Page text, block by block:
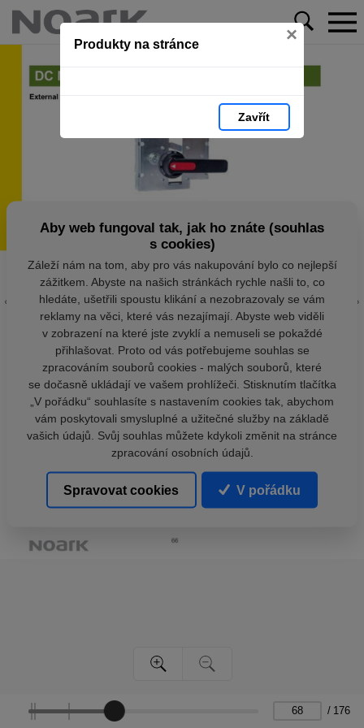
Produkty na stránce ×
Zavřít
/ 176
Aby web fungoval tak, jak ho znáte (souhlas
s cookies)
Záleží nám na tom, aby pro vás nakupování bylo co nejlepší
zážitkem. Abyste na našich stránkách rychle našli to, co
hledáte, ušetřili spoustu klikání a nezobrazovaly se vám
reklamy na věci, které vás nezajímají. Abyste web viděli
v zobrazení na které jste zvyklí a nemuseli se pokaždé
přihlašovat. Proto od vás potřebujeme souhlas se
zpracováním souborů cookies - malých souborů, které
se dočasně ukládají ve vašem prohlížeči. Stisknutím tlačítka
„V pořádku“ souhlasíte s nastavením cookies tak, abychom
vám poskytovali smysluplné a užitečné služby na základě
vašich údajů. Svůj souhlas můžete kdykoli změnit na stránce
zpracování osobních údajů.
Spravovat cookies V pořádku